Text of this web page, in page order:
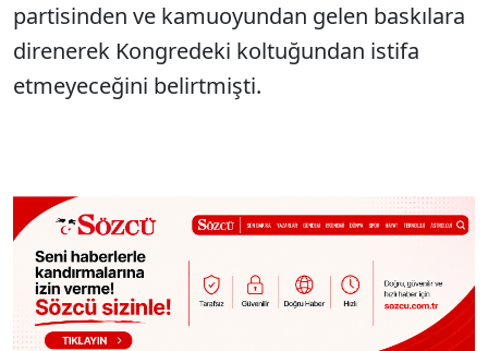
partisinden ve kamuoyundan gelen baskılara
direnerek Kongredeki koltuğundan istifa
etmeyeceğini belirtmişti.